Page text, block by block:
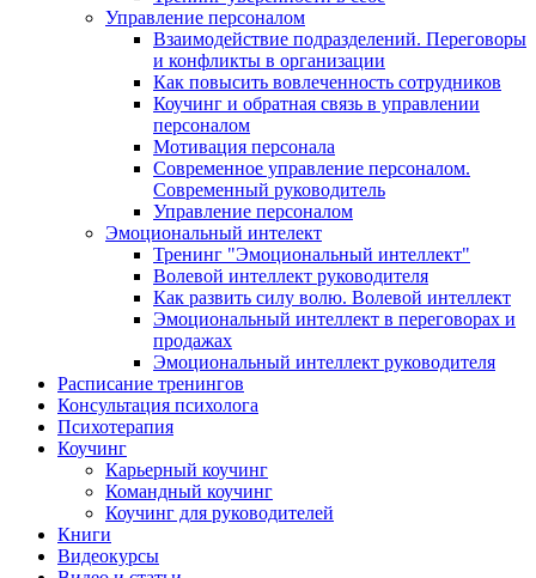
Управление персоналом
Взаимодействие подразделений. Переговоры
и конфликты в организации
Как повысить вовлеченность сотрудников
Коучинг и обратная связь в управлении
персоналом
Мотивация персонала
Современное управление персоналом.
Современный руководитель
Управление персоналом
Эмоциональный интелект
Тренинг "Эмоциональный интеллект"
Волевой интеллект руководителя
Как развить силу волю. Волевой интеллект
Эмоциональный интеллект в переговорах и
продажах
Эмоциональный интеллект руководителя
Расписание тренингов
Консультация психолога
Психотерапия
Коучинг
Карьерный коучинг
Командный коучинг
Коучинг для руководителей
Книги
Видеокурсы